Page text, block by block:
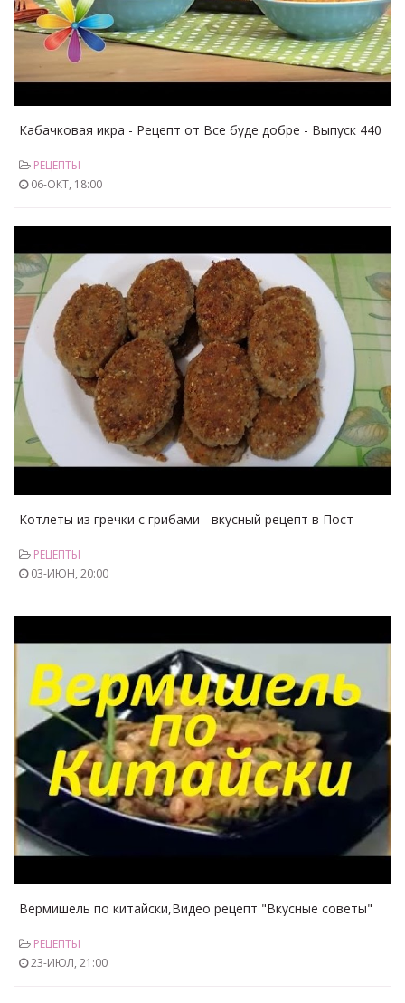
Кабачковая икра - Рецепт от Все буде добре - Выпуск 440
РЕЦЕПТЫ
06-ОКТ, 18:00
Котлеты из гречки с грибами - вкусный рецепт в Пост
РЕЦЕПТЫ
03-ИЮН, 20:00
Вермишель по китайски,Видео рецепт "Вкусные советы"
РЕЦЕПТЫ
23-ИЮЛ, 21:00